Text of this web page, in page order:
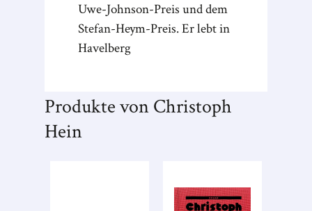
Uwe-Johnson-Preis und dem
Stefan-Heym-Preis. Er lebt in
Havelberg
Produkte von Christoph
Hein